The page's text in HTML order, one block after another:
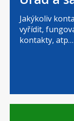
Jakýkoliv
vyřídit,
kontakty, atp…